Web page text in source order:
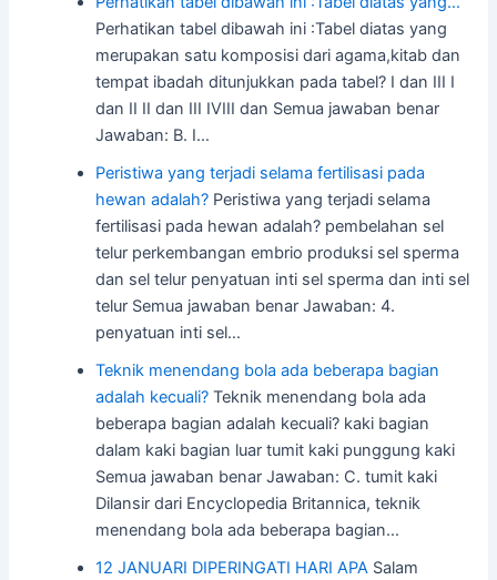
Perhatikan tabel dibawah ini :Tabel diatas yang
merupakan satu komposisi dari agama,kitab dan
tempat ibadah ditunjukkan pada tabel? I dan III I
dan II II dan III IVIII dan Semua jawaban benar
Jawaban: B. I…
Peristiwa yang terjadi selama fertilisasi pada
hewan adalah? Peristiwa yang terjadi selama
fertilisasi pada hewan adalah? pembelahan sel
telur perkembangan embrio produksi sel sperma
dan sel telur penyatuan inti sel sperma dan inti sel
telur Semua jawaban benar Jawaban: 4.
penyatuan inti sel…
Teknik menendang bola ada beberapa bagian
adalah kecuali? Teknik menendang bola ada
beberapa bagian adalah kecuali? kaki bagian
dalam kaki bagian luar tumit kaki punggung kaki
Semua jawaban benar Jawaban: C. tumit kaki
Dilansir dari Encyclopedia Britannica, teknik
menendang bola ada beberapa bagian…
12 JANUARI DIPERINGATI HARI APA Salam